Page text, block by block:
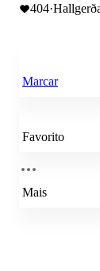
404·
Marcar
Favorito
Mais